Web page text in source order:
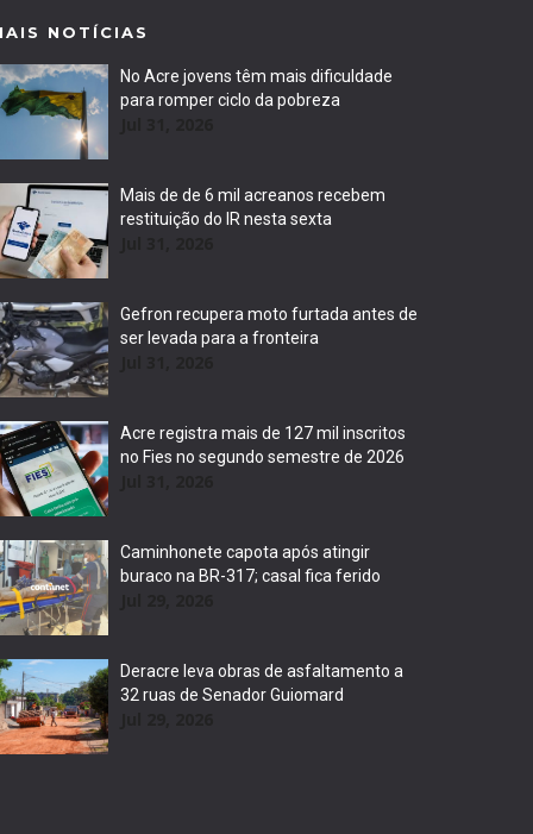
NOTÍCIAS
No Acre jovens têm mais dificuldade
para romper ciclo da pobreza
Mais de de 6 mil acreanos recebem
restituição do IR nesta sexta
Gefron recupera moto furtada antes de
ser levada para a fronteira
Acre registra mais de 127 mil inscritos
no Fies no segundo semestre de 2026
Caminhonete capota após atingir
buraco na BR-317; casal fica ferido
Deracre leva obras de asfaltamento a
32 ruas de Senador Guiomard